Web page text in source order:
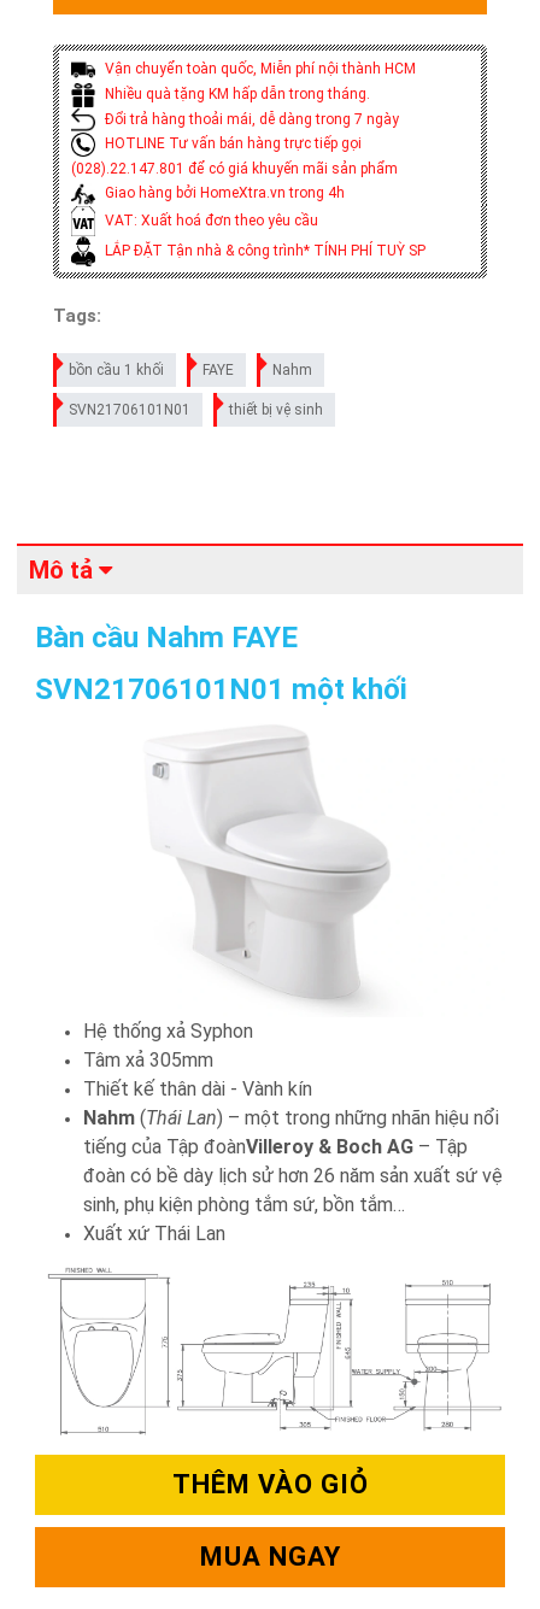
Vận chuyển toàn quốc, Miễn phí nội thành HCM
Nhiều quà tặng KM hấp dẫn trong tháng.
Đổi trả hàng thoải mái, dễ dàng trong 7 ngày
HOTLINE Tư vấn bán hàng trực tiếp gọi
(028).22.147.801 để có giá khuyến mãi sản phẩm
Giao hàng bởi HomeXtra.vn trong 4h
VAT: Xuất hoá đơn theo yêu cầu
LẮP ĐẶT Tận nhà & công trình* TÍNH PHÍ TUỲ SP
Tags:
bồn cầu 1 khối FAYE Nahm
SVN21706101N01 thiết bị vệ sinh
Mô tả
Bàn cầu Nahm FAYE
SVN21706101N01 một khối
Hệ thống xả Syphon
Tâm xả 305mm
Thiết kế thân dài - Vành kín
Nahm(Thái Lan) – một trong những nhãn hiệu nổi
tiếng của Tập đoànVilleroy & Boch AG – Tập
đoàn có bề dày lịch sử hơn 26 năm sản xuất sứ vệ
sinh, phụ kiện phòng tắm sứ, bồn tắm…
Xuất xứ Thái Lan
THÊM VÀO GIỎ
MUA NGAY